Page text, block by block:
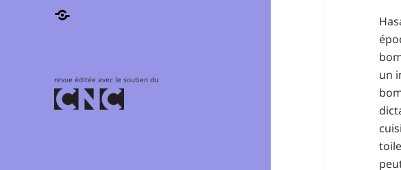
Shop
revue éditée avec le soutien du
un